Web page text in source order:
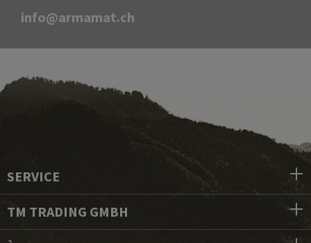
info@armamat.ch
SERVICE
TM TRADING GMBH